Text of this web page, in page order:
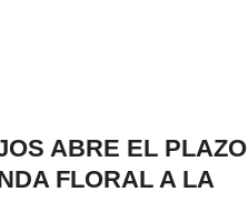
ABRE EL PLAZO
FLORAL A LA